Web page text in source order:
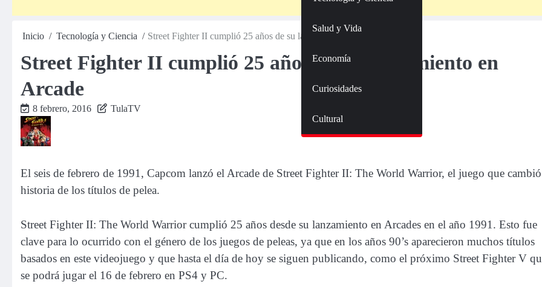
Salud y Vida
Economía
Curiosidades
Cultural
Inicio Tecnología y Ciencia Street Fighter II cumplió 25 años de su lanzamiento en Arcade
Street Fighter II cumplió 25 años de su lanzamiento en
Arcade
8 febrero, 2016 TulaTV
El seis de febrero de 1991, Capcom lanzó el Arcade de Street Fighter II: The World Warrior, el juego que
historia de los títulos de pelea.
Street Fighter II: The World Warrior cumplió 25 años desde su lanzamiento en Arcades en el año 1991. Esto fue
clave para lo ocurrido con el género de los juegos de peleas, ya que en los años 90’s aparecieron muchos títulos
basados en este videojuego y que hasta el día de hoy se siguen publicando, como el próximo Street Fighter V
se podrá jugar el 16 de febrero en PS4 y PC.